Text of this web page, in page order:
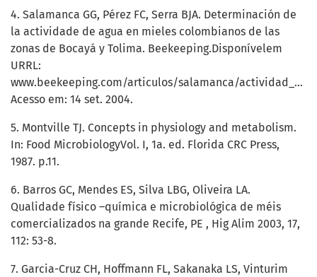
4. Salamanca GG, Pérez FC, Serra BJA. Determinación de
la actividade de agua en mieles colombianos de las
zonas de Bocayá y Tolima. Beekeeping.Disponívelem
URRL:
www.beekeeping.com/articulos/salamanca/
Acesso em: 14 set. 2004.
5. Montville TJ. Concepts in physiology and metabolism.
In: Food MicrobiologyVol. I, 1a. ed. Florida CRC Press,
1987. p.11.
6. Barros GC, Mendes ES, Silva LBG, Oliveira LA.
Qualidade físico –química e microbiológica de méis
comercializados na grande Recife, PE , Hig Alim 2003, 17,
112: 53-8.
7. Garcia-Cruz CH, Hoffmann FL, Sakanaka LS, Vinturim